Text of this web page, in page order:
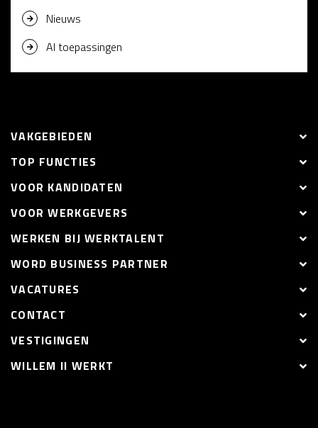
Nieuws
AI toepassingen
VAKGEBIEDEN
TOP FUNCTIES
VOOR KANDIDATEN
VOOR WERKGEVERS
WERKEN BIJ WERKTALENT
WORD BUSINESS PARTNER
VACATURES
CONTACT
VESTIGINGEN
WILLEM II WERKT